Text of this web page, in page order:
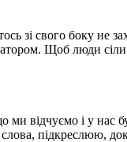
зі свого боку не
Щоб люди
ми відчуємо і у
підкреслюю,